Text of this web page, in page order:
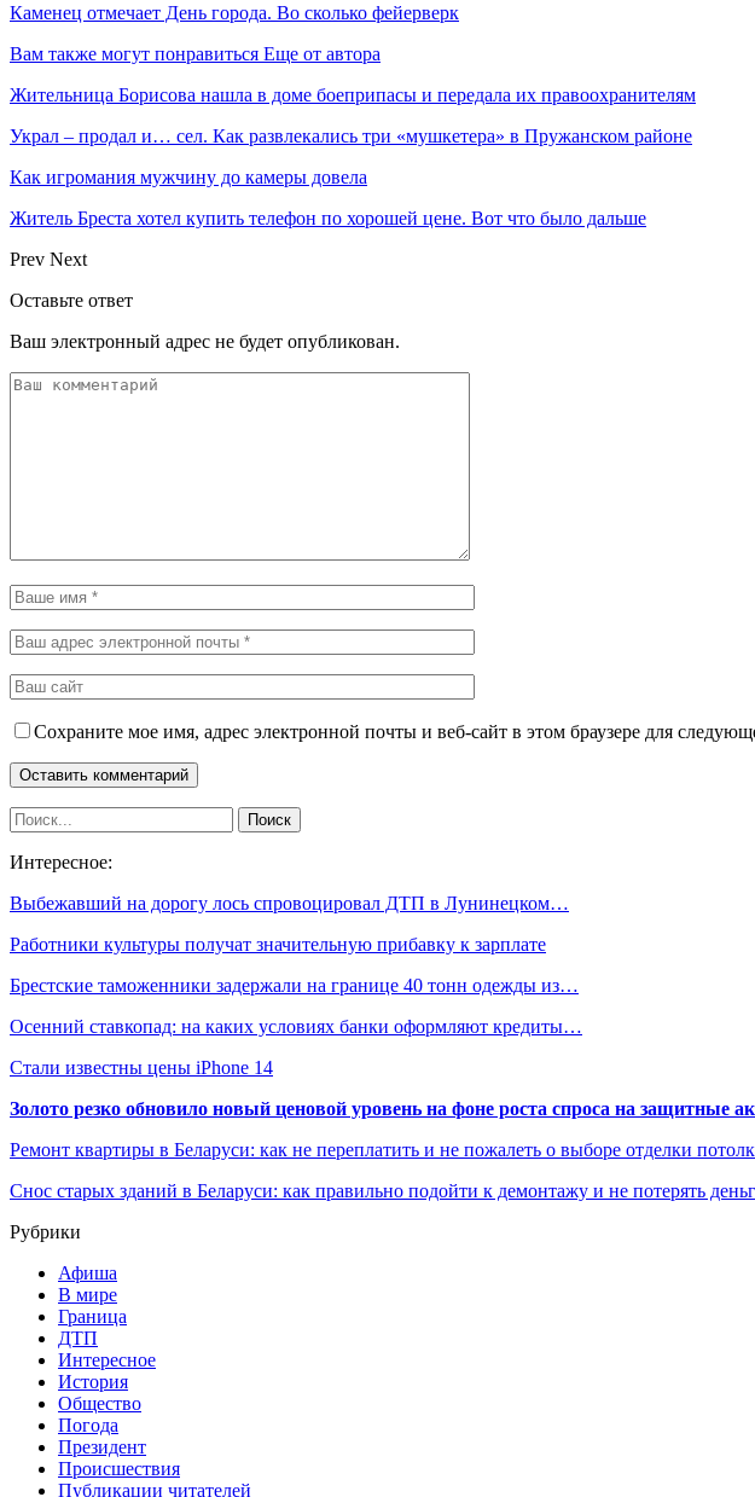
Каменец отмечает День города. Во сколько фейерверк
Вам также могут понравиться Еще от автора
Жительница Борисова нашла в доме боеприпасы и передала их правоохранителям
Украл – продал и… сел. Как развлекались три «мушкетера» в Пружанском районе
Как игромания мужчину до камеры довела
Житель Бреста хотел купить телефон по хорошей цене. Вот что было дальше
Prev Next
Оставьте ответ
Ваш электронный адрес не будет опубликован.
Сохраните мое имя, адрес электронной почты и веб-сайт в этом браузере для
Интересное:
Выбежавший на дорогу лось спровоцировал ДТП в Лунинецком…
Работники культуры получат значительную прибавку к зарплате
Брестские таможенники задержали на границе 40 тонн одежды из…
Осенний ставкопад: на каких условиях банки оформляют кредиты…
Стали известны цены iPhone 14
Золото резко обновило новый ценовой уровень на фоне роста спроса на защитные
Ремонт квартиры в Беларуси: как не переплатить и не пожалеть о выборе отделки
Снос старых зданий в Беларуси: как правильно подойти к демонтажу и не потерять
Рубрики
Афиша
В мире
Граница
ДТП
Интересное
История
Общество
Погода
Президент
Происшествия
Публикации читателей